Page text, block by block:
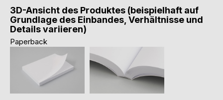
3D-Ansicht des Produktes (beispielhaft auf
Grundlage des Einbandes, Verhältnisse und
Details variieren)
Paperback